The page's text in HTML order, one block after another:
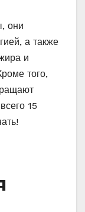
они
а также
и
того,
15